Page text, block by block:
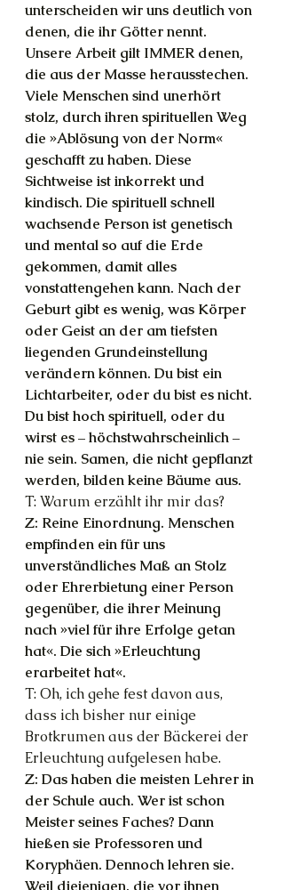
unterscheiden wir uns deutlich von
denen, die ihr Götter nennt.
Unsere Arbeit gilt IMMER denen,
die aus der Masse herausstechen.
Viele Menschen sind unerhört
stolz, durch ihren spirituellen Weg
die »Ablösung von der Norm«
geschafft zu haben. Diese
Sichtweise ist inkorrekt und
kindisch. Die spirituell schnell
wachsende Person ist genetisch
und mental so auf die Erde
gekommen, damit alles
vonstattengehen kann. Nach der
Geburt gibt es wenig, was Körper
oder Geist an der am tiefsten
liegenden Grundeinstellung
verändern können. Du bist ein
Lichtarbeiter, oder du bist es nicht.
Du bist hoch spirituell, oder du
wirst es – höchstwahrscheinlich –
nie sein. Samen, die nicht gepflanzt
werden, bilden keine Bäume aus.
T: Warum erzählt ihr mir das?
Z: Reine Einordnung. Menschen
empfinden ein für uns
unverständliches Maß an Stolz
oder Ehrerbietung einer Person
gegenüber, die ihrer Meinung
nach »viel für ihre Erfolge getan
hat«. Die sich »Erleuchtung
erarbeitet hat«.
T: Oh, ich gehe fest davon aus,
dass ich bisher nur einige
Brotkrumen aus der Bäckerei der
Erleuchtung aufgelesen habe.
Z: Das haben die meisten Lehrer in
der Schule auch. Wer ist schon
Meister seines Faches? Dann
hießen sie Professoren und
Koryphäen. Dennoch lehren sie.
Weil diejenigen, die vor ihnen